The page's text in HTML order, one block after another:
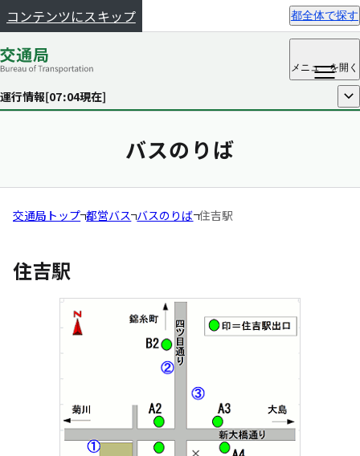
コンテンツにスキップ 都全体で探す
メニューを開く
運行情報[07:04現在] 開く
バスのりば
交通局トップ 都営バス バスのりば 住吉駅
住吉駅